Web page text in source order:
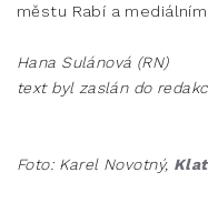
městu Rabí a
Hana Sulánová (RN)
text byl zaslán do
Foto: Karel Novotný,